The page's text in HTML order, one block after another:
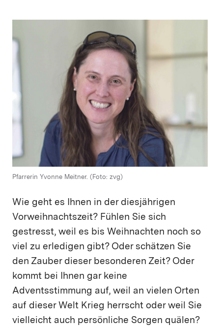
Pfarrerin Yvonne Meitner. (Foto: zvg)
Wie geht es Ihnen in der diesjährigen
Vorweihnachtszeit? Fühlen Sie sich
gestresst, weil es bis Weihnachten noch so
viel zu erledigen gibt? Oder schätzen Sie
den Zauber dieser besonderen Zeit? Oder
kommt bei Ihnen gar keine
Adventsstimmung auf, weil an vielen Orten
auf dieser Welt Krieg herrscht oder weil Sie
vielleicht auch persönliche Sorgen quälen?